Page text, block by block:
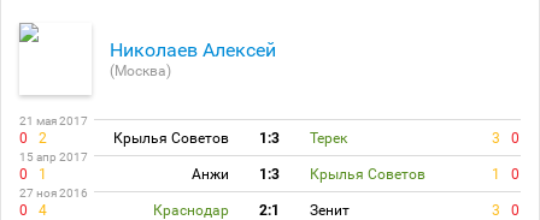
Николаев Алексей
(Москва)
21 мая 2017
0 2 Крылья Советов 1:3 Терек 3 0
15 апр 2017
0 1 Анжи 1:3 Крылья Советов 1 0
27 ноя 2016
0 4 Краснодар 2:1 Зенит 3 0